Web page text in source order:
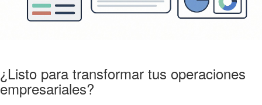
¿Listo para transformar tus operaciones
empresariales?